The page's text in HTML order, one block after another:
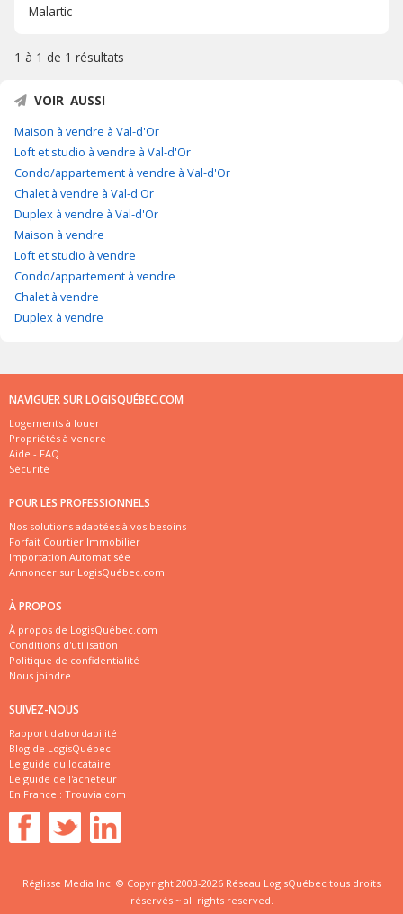
Malartic
1 à 1 de 1 résultats
VOIR AUSSI
Maison à vendre à Val-d'Or
Loft et studio à vendre à Val-d'Or
Condo/appartement à vendre à Val-d'Or
Chalet à vendre à Val-d'Or
Duplex à vendre à Val-d'Or
Maison à vendre
Loft et studio à vendre
Condo/appartement à vendre
Chalet à vendre
Duplex à vendre
NAVIGUER SUR LOGISQUÉBEC.COM
Logements à louer
Propriétés à vendre
Aide - FAQ
Sécurité
POUR LES PROFESSIONNELS
Nos solutions adaptées à vos besoins
Forfait Courtier Immobilier
Importation Automatisée
Annoncer sur LogisQuébec.com
À PROPOS
À propos de LogisQuébec.com
Conditions d'utilisation
Politique de confidentialité
Nous joindre
SUIVEZ-NOUS
Rapport d'abordabilité
Blog de LogisQuébec
Le guide du locataire
Le guide de l'acheteur
En France : Trouvia.com
Réglisse Media Inc. © Copyright 2003-2026 Réseau LogisQuébec tous droits
réservés ~ all rights reserved.